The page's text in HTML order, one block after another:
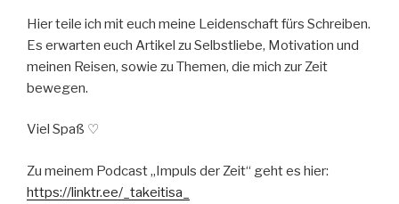
Hier teile ich mit euch meine Leidenschaft fürs Schreiben.
Es erwarten euch Artikel zu Selbstliebe, Motivation und
meinen Reisen, sowie zu Themen, die mich zur Zeit
bewegen.
Viel Spaß ♡
Zu meinem Podcast „Impuls der Zeit“ geht es hier:
https://linktr.ee/_takeitisa_